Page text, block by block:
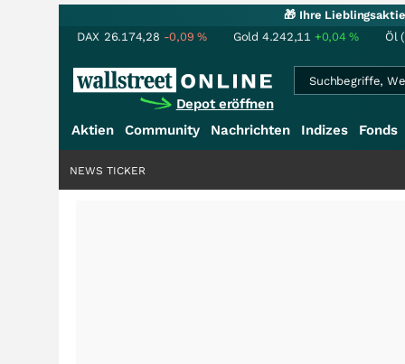
🎁 Ihre
DAX 26.174,28 -0,09% Gold 4.242,11 +0,04% Öl
Depot eröffnen
Aktien
Community Nachrichten Indizes Fonds
NEWS TICKER